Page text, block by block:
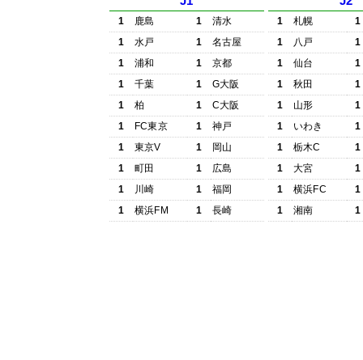
1 鹿島 1
清水
1
水戸 1
名古屋
1
浦和 1
京都
1
千葉 1
G大阪
1
柏 1
C大阪
1
FC東京 1
神戸
1
東京V 1
岡山
1
町田 1
広島
1
川崎 1
福岡
1
横浜FM 1 長崎
1 札幌
1
1
八戸
1
1
仙台
1
1
秋田
1
1
山形
1
1
いわき
1
1
栃木C
1
1
大宮
1
1
横浜FC
1
1
湘南 1